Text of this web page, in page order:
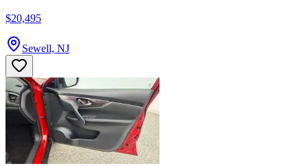
$20,495
Sewell, NJ